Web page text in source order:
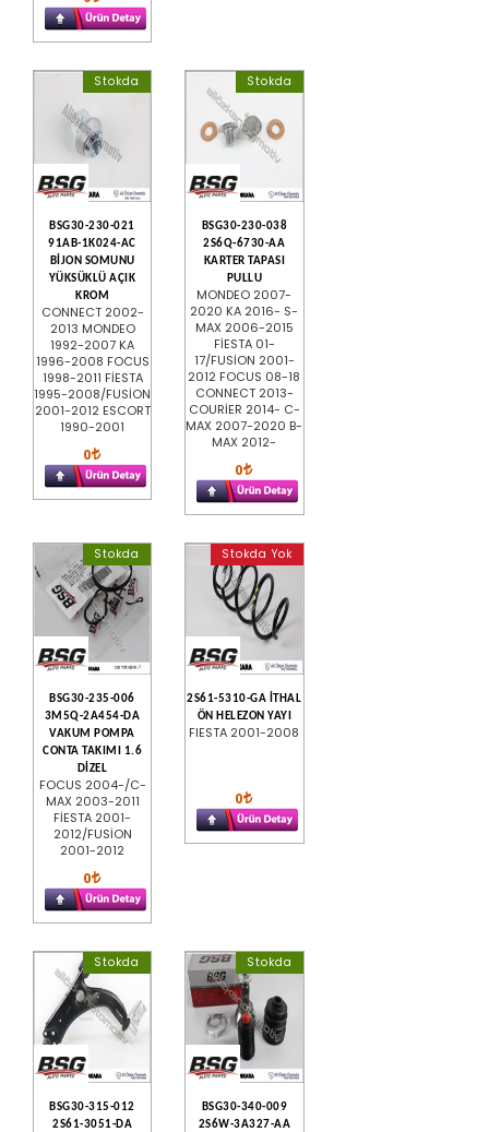
Stokda
BSG30-230-021
91AB-1K024-AC
BİJON SOMUNU
YÜKSÜKLÜ AÇIK
KROM
CONNECT 2002-
2013 MONDEO
1992-2007 KA
1996-2008 FOCUS
1998-2011 FİESTA
1995-2008/FUSİON
2001-2012 ESCORT
1990-2001
0
Stokda
BSG30-230-038
2S6Q-6730-AA
KARTER TAPASI
PULLU
MONDEO 2007-
2020 KA 2016- S-
MAX 2006-2015
FİESTA 01-
17/FUSİON 2001-
2012 FOCUS 08-18
CONNECT 2013-
COURİER 2014- C-
MAX 2007-2020 B-
MAX 2012-
0
Stokda
BSG30-235-006
3M5Q-2A454-DA
VAKUM POMPA
CONTA TAKIMI 1.6
DİZEL
FOCUS 2004-/C-
MAX 2003-2011
FİESTA 2001-
2012/FUSİON
2001-2012
0
Stokda Yok
2S61-5310-GA İTHAL
ÖN HELEZON YAYI
FIESTA 2001-2008
0
Stokda
BSG30-315-012
2S61-3051-DA
Stokda
BSG30-340-009
2S6W-3A327-AA